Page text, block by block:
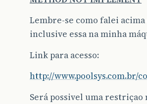
Lembre-se como falei
inclusive essa na minha
Link para acesso:
http://www.poolsys.com.br/
Será possivel uma restriçao